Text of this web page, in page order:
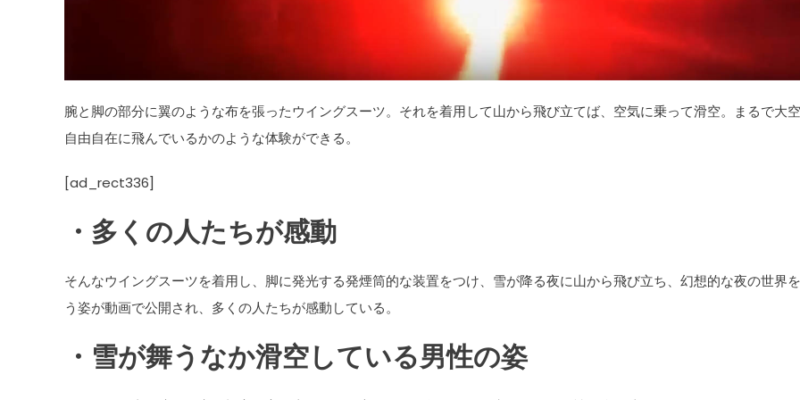
腕と脚の部分に翼のような布を張ったウイングスーツ。それを着用して山から飛び立てば、空気に乗って滑空。まるで大
自由自在に飛んでいるかのような体験ができる。
[ad_rect336]
・多くの人たちが感動
そんなウイングスーツを着用し、脚に発光する発煙筒的な装置をつけ、雪が降る夜に山から飛び立ち、幻想的な夜の世界
う姿が動画で公開され、多くの人たちが感動している。
・雪が舞うなか滑空している男性の姿